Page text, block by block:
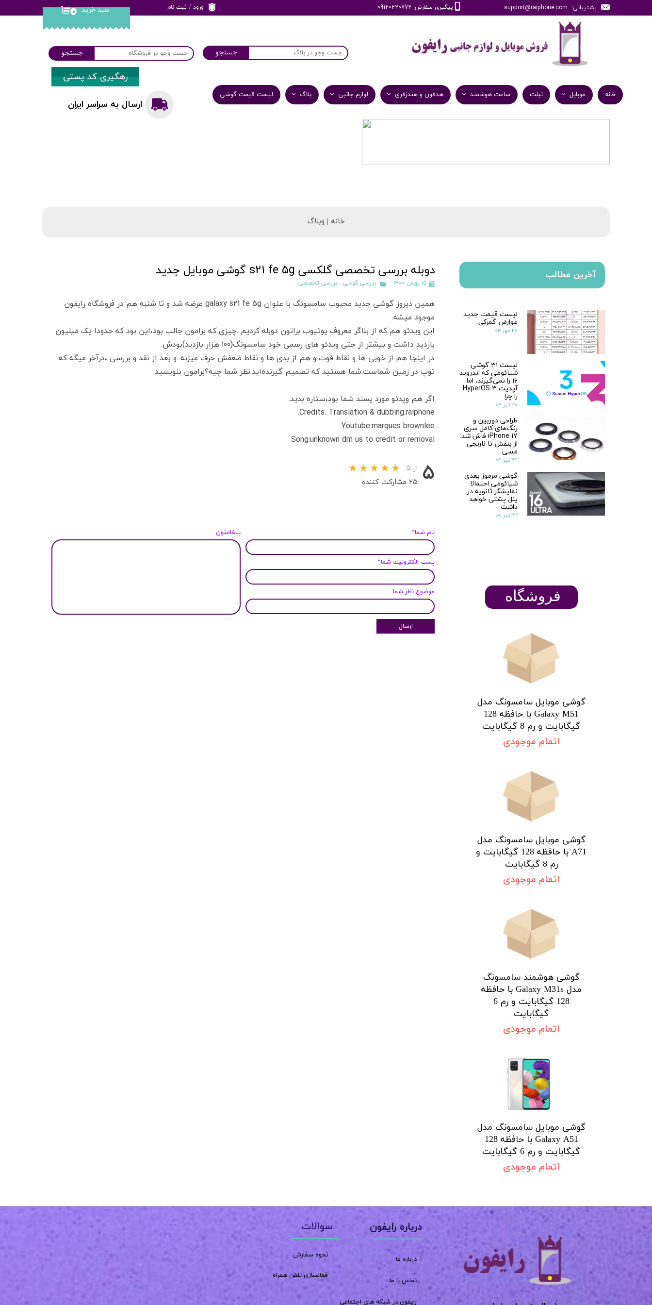
پشتیبانی: support@raiphone.com پیگیری سفارش: 09120220772 ۰ سبد خرید ورود / ثبت نام
سفارشات
خانه
موبایل تبلت ساعت هوشمند هدفون و هندزفری لوازم جانبی بلاگ لیست قیمت گوشی
جستجو جستجو
ارسال به سراسر ایران
رهگیری کد پستی
خانه | وبلاگ
دوبله بررسی تخصصی گلکسی s21 fe 5g گوشی موبایل جدید
۱۵ بهمن ۱۴۰۰ بررسی گوشی ،بررسی تخصصی
همین دیروز گوشی جدید محبوب سامسونگ با عنوان galaxy s21 fe 5g عرضه شد و تا شنبه هم در فروشگاه رایفون
موجود میشه.
این ویدئو هم که از بلاگر معروف یوتیوب براتون دوبله کردیم .چیزی که برامون جالب بود،این بود که حدودا یک میلیون
بازدید داشت و بیشتر از حتی ویدئو های رسمی خود سامسونگ(۱۰۰ هزار بازدید)بودش.
در اینجا هم از خوبی ها و نقاط قوت و هم از بدی ها و نقاط ضعفش حرف میزنه. و بعد از نقد و بررسی ،درآخر میگه که
توپ در زمین شماست.شما هستید که تصمیم گیرنده‌اید.نظر شما چیه؟برامون بنویسید.
اگر هم ویدئو مورد پسند شما بود،ستاره بدید.
Credits: Translation & dubbing:raiphone.
Youtube:marques brownlee
Song:unknown dm us to credit or removal
۵ از ۵
★★★ ★
۲۵ مشارکت کننده
نام شما*
پست الكترونيك شما*
موضوع نظر شما
پیغامتون
ارسال
گوشی موبایل سامسونگ مدل
Galaxy M51 با حافظه 128
گیگابایت و رم 8 گیگابایت
اتمام موجودی
گوشی موبایل سامسونگ مدل
A71 با حافظه 128 گیگابایت و
رم 8 گیگابایت
اتمام موجودی
گوشی هوشمند سامسونگ
مدل Galaxy M31s با حافظه
128 گیگابایت و رم 6
گیگابایت
اتمام موجودی
گوشی موبایل سامسونگ مدل
Galaxy A51 با حافظه 128
گیگابایت و رم 6 گیگابایت
اتمام موجودی
​​​​فروشگاه
آخرین مطالب
لیست قیمت جدید
عوارض گمرکی
۲۶ مهر ۰۴
لیست ۳۱ گوشی
شیائومی که اندروید
۱۶ را نمی‌گیرند، اما
آپدیت HyperOS 3
را چرا
۳۰ تیر ۰۴
طراحی دوربین و
رنگ‌های کامل سری
iPhone 17 فاش شد:
از بنفش تا نارنجی
مسی
۲۴ تیر ۰۴
گوشی مرموز بعدی
شیائومی احتمالا
نمایشگر ثانویه در
پنل پشتی خواهد
داشت
۲۳ تیر ۰۴
​​​​​​​
سوالات
نحوه سفارش
فعالسازی تلفن همراه
درباره رایفون
درباره ما
تماس با ما
رایفون در شبکه های اجتماعی